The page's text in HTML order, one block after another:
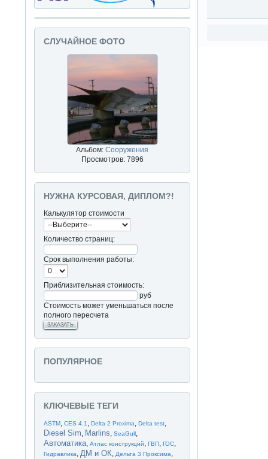
СЛУЧАЙНОЕ ФОТО
Альбом:Сооружения
Просмотров: 7896
НУЖНА КУРСОВАЯ, ДИПЛОМ?!
Калькулятор стоимости
Количество страниц:
Срок выполнения работы:
Приблизительная стоимость:
руб
Стоимость может уменьшаться после
полного пересчета
ЗАКАЗАТЬ
ПОПУЛЯРНОЕ
КЛЮЧЕВЫЕ ТЕГИ
ASTM,CES 4.1 ,Delta 2 Proxima,Delta test,
Diesel Sim, Marlins,SeaGull,
Автоматика,Атлас конструкций,ГВП,ГОС,
Гидравлика,ДМ и ОК,Дельта 3 Проксима,